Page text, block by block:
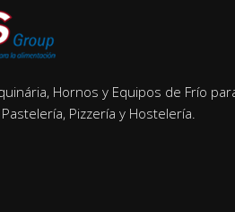
Hornos y Equipos de Frío
Pizzería y Hostelería.